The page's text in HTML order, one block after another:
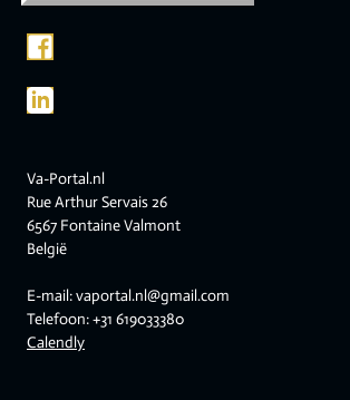
Va-Portal.nl
Rue Arthur Servais 26
6567 Fontaine Valmont
België
E-mail: vaportal.nl@gmail.com
Telefoon: +31 619033380
Calendly